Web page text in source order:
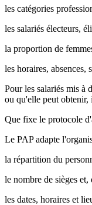
les catégories
les salariés électeurs,
la proportion de
les horaires, absences,
Pour les salariés mis à
ou qu'elle peut obtenir,
Que fixe le protocole
Le PAP adapte
la répartition du
le nombre de sièges
les dates, horaires et